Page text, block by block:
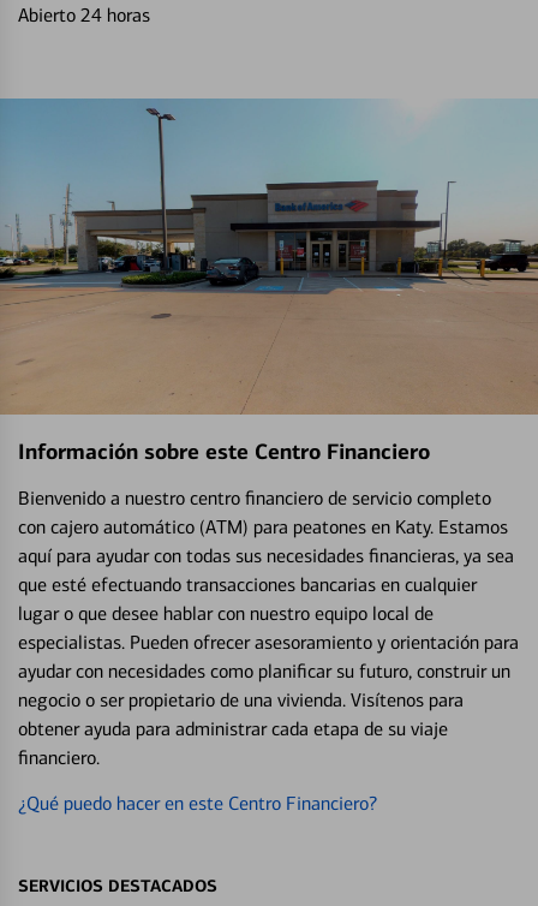
Abierto 24 horas
Información sobre este Centro Financiero
Bienvenido a nuestro centro financiero de servicio completo
con cajero automático (ATM) para peatones en Katy. Estamos
aquí para ayudar con todas sus necesidades financieras, ya sea
que esté efectuando transacciones bancarias en cualquier
lugar o que desee hablar con nuestro equipo local de
especialistas. Pueden ofrecer asesoramiento y orientación para
ayudar con necesidades como planificar su futuro, construir un
negocio o ser propietario de una vivienda. Visítenos para
obtener ayuda para administrar cada etapa de su viaje
financiero.
¿Qué puedo hacer en este Centro Financiero?
SERVICIOS DESTACADOS